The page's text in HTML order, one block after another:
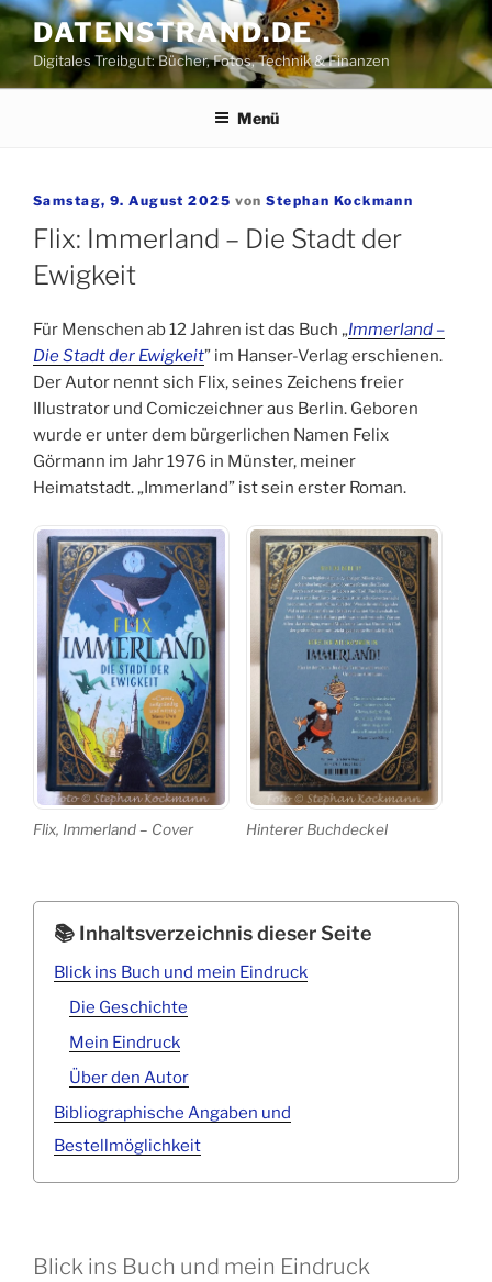
Zum
Inhalt
springen
DATENSTRAND.DE
Digitales Treibgut: Bücher, Fotos, Technik & Finanzen
Menü
Veröffentlicht
Samstag, 9. August 2025 vonStephan Kockmann
Flix: Immerland – Die Stadt der
Ewigkeit
Für Menschen ab 12 Jahren ist das Buch „Immerland –
Die Stadt der Ewigkeit” im Hanser-Verlag erschienen.
Der Autor nennt sich Flix, seines Zeichens freier
Illustrator und Comiczeichner aus Berlin. Geboren
wurde er unter dem bürgerlichen Namen Felix
Görmann im Jahr 1976 in Münster, meiner
Heimatstadt. „Immerland” ist sein erster Roman.
Flix, Immerland – Cover Hinterer Buchdeckel
Inhaltsverzeichnis dieser Seite
Blick ins Buch und mein Eindruck
Die Geschichte
Mein Eindruck
Über den Autor
Bibliographische Angaben und
Bestellmöglichkeit
Blick ins Buch und mein Eindruck